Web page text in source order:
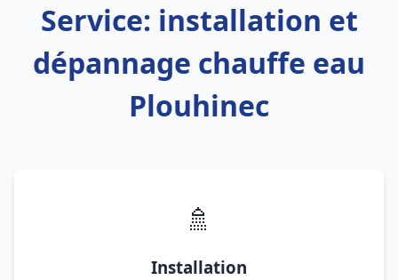
Service: installation et
dépannage chauffe eau
Plouhinec
🚿
Installation